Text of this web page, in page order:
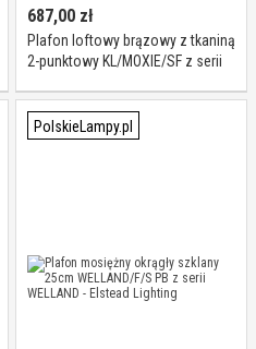
687,00 zł
Plafon loftowy brązowy z tkaniną
2-punktowy KL/MOXIE/SF z serii
PolskieLampy.pl